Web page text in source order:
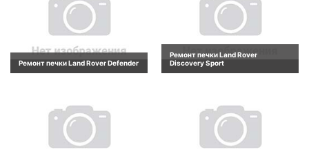
Ремонт печки Land Rover Defender
Ремонт печки Land Rover
Discovery Sport